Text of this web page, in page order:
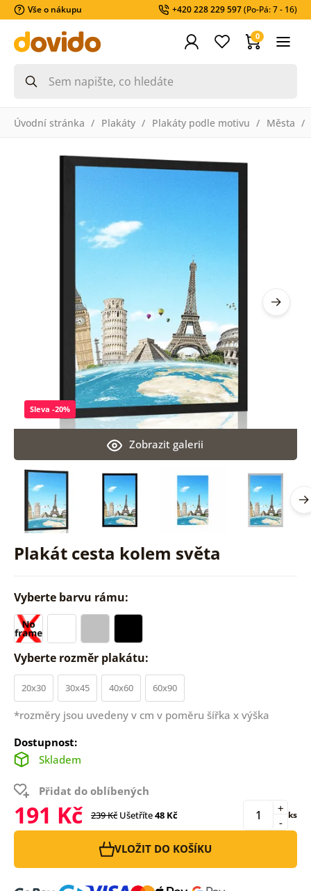
Vše o nákupu +420 228 229 597(Po-Pá: 7 - 16)
0
Úvodní stránka Plakáty Plakáty podle motivu Města
Plakát cesta kolem světa
Zobrazit galerii
Sleva -20%
Vyberte barvu rámu:
Vyberte rozměr plakátu:
20x30 30x45 40x60 60x90
*rozměry jsou uvedeny v cm v poměru šířka x výška
Dostupnost:
Skladem
Přidat do oblíbených
191 Kč 239 Kč Ušetříte48 Kč -
+ ks
VLOŽIT DO KOŠÍKU